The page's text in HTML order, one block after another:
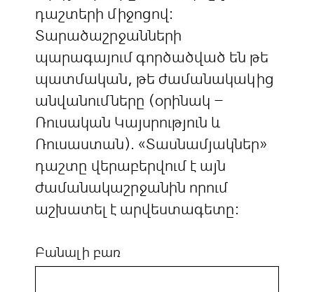
դաշտերի միջոցով:
Տարածաշրջանների
պարագայում գործածված են թե
պատմական, թե ժամանակակից
անվանումները (օրինակ –
Ռուսական Կայսրություն և
Ռուսաստան). «Տասնամյակներ»
դաշտը վերաբերվում է այն
ժամանակաշրջանին որում
աշխատել է արվեստագետը:
Բանալի բառ